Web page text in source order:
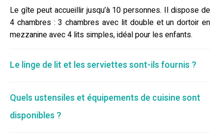
Le gîte peut accueillir jusqu’à 10 personnes. Il dispose de
4 chambres : 3 chambres avec lit double et un dortoir en
mezzanine avec 4 lits simples, idéal pour les enfants.
Le linge de lit et les serviettes sont-ils fournis ?
Quels ustensiles et équipements de cuisine sont
disponibles ?